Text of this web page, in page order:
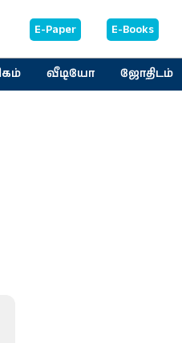
E-Paper E-Books
வீடியோ ஜோதிடம்